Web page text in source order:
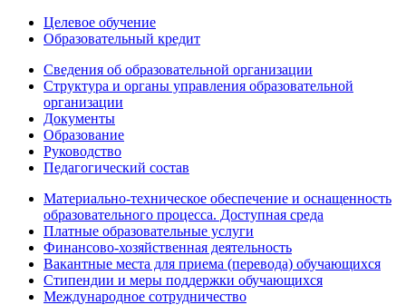
Целевое обучение
Образовательный кредит
Сведения об образовательной организации
Структура и органы управления образовательной
организации
Документы
Образование
Руководство
Педагогический состав
Материально-техническое обеспечение и оснащенность
образовательного процесса. Доступная среда
Платные образовательные услуги
Финансово-хозяйственная деятельность
Вакантные места для приема (перевода) обучающихся
Стипендии и меры поддержки обучающихся
Международное сотрудничество